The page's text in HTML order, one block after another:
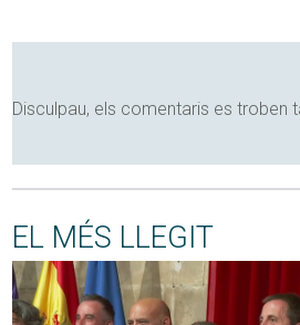
Disculpau, els comentaris es troben
EL MÉS LLEGIT